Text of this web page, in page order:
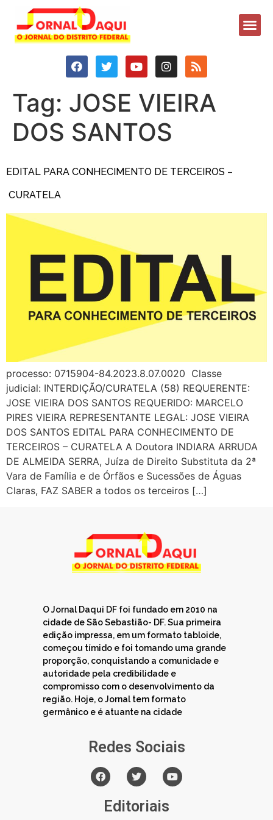
Tag: JOSE VIEIRA
DOS SANTOS
EDITAL PARA CONHECIMENTO DE TERCEIROS –
CURATELA
processo: 0715904-84.2023.8.07.0020 Classe
judicial: INTERDIÇÃO/CURATELA (58) REQUERENTE:
JOSE VIEIRA DOS SANTOS REQUERIDO: MARCELO
PIRES VIEIRA REPRESENTANTE LEGAL: JOSE VIEIRA
DOS SANTOS EDITAL PARA CONHECIMENTO DE
TERCEIROS – CURATELA A Doutora INDIARA ARRUDA
DE ALMEIDA SERRA, Juíza de Direito Substituta da 2ª
Vara de Família e de Órfãos e Sucessões de Águas
Claras, FAZ SABER a todos os terceiros […]
O Jornal Daqui DF foi fundado em 2010 na
cidade de São Sebastião- DF. Sua primeira
edição impressa, em um formato tabloide,
começou tímido e foi tomando uma grande
proporção, conquistando a comunidade e
autoridade pela credibilidade e
compromisso com o desenvolvimento da
região. Hoje, o Jornal tem formato
germânico e é atuante na cidade
Redes Sociais
Editoriais